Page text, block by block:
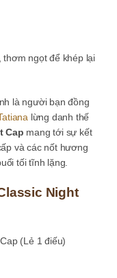
thơm ngọt để khép lại
là người bạn đồng
lừng danh thế
Cap mang tới sự kết
và các nốt hương
tối tĩnh lặng.
Night
(Lẻ 1 điếu)